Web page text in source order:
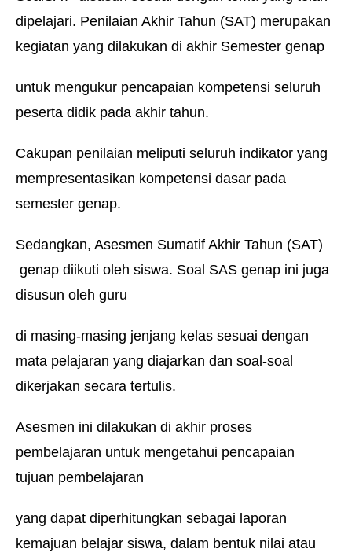
dipelajari. Penilaian Akhir Tahun (SAT) merupakan
kegiatan yang dilakukan di akhir Semester genap
untuk mengukur pencapaian kompetensi seluruh
peserta didik pada akhir tahun.
Cakupan penilaian meliputi seluruh indikator yang
mempresentasikan kompetensi dasar pada
semester genap.
Sedangkan, Asesmen Sumatif Akhir Tahun (SAT)
genap diikuti oleh siswa. Soal SAS genap ini juga
disusun oleh guru
di masing-masing jenjang kelas sesuai dengan
mata pelajaran yang diajarkan dan soal-soal
dikerjakan secara tertulis.
Asesmen ini dilakukan di akhir proses
pembelajaran untuk mengetahui pencapaian
tujuan pembelajaran
yang dapat diperhitungkan sebagai laporan
kemajuan belajar siswa, dalam bentuk nilai atau